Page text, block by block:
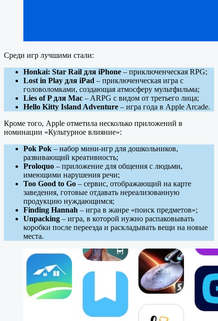
Среди игр лучшими стали:
Honkai: Star Rail для iPhone – приключенческая RPG;
Lost in Play для iPad – приключенческая игра с
головоломками, создающая атмосферу мультфильма;
Lies of P для Mac – ARPG с видом от третьего лица;
Hello Kitty Island Adventure – игра года в Apple Arcade.
Кроме того, Apple отметила несколько приложений в
номинации «Культурное влияние»:
Pok Pok – набор мини-игр для дошкольников,
развивающий креативность;
Proloquo – приложение для общения с людьми,
имеющими нарушения речи;
Too Good to Go – сервис, отображающий на карте
заведения, готовые отдавать нереализованную
продукцию нуждающимся;
Finding Hannah – игра в жанре «поиск предметов»;
Unpacking – игра, в которой нужно распаковывать
коробки после переезда и раскладывать вещи на новые
места.